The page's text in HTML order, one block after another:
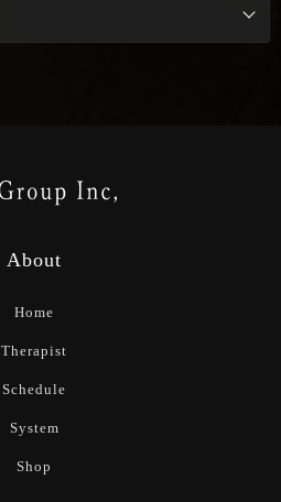
About
Home
Therapist
Schedule
System
Shop